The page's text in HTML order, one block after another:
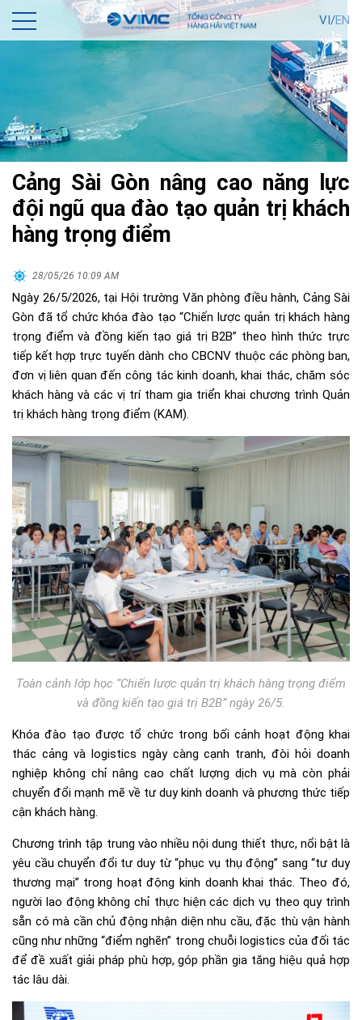
VI/EN
Cảng Sài Gòn nâng cao năng lực
đội ngũ qua đào tạo quản trị khách
hàng trọng điểm
28/05/26 10:09 AM
Ngày 26/5/2026, tại Hội trường Văn phòng điều hành, Cảng Sài
Gòn đã tổ chức khóa đào tạo “Chiến lược quản trị khách hàng
trọng điểm và đồng kiến tạo giá trị B2B” theo hình thức trực
tiếp kết hợp trực tuyến dành cho CBCNV thuộc các phòng ban,
đơn vị liên quan đến công tác kinh doanh, khai thác, chăm sóc
khách hàng và các vị trí tham gia triển khai chương trình Quản
trị khách hàng trọng điểm (KAM).
Toàn cảnh lớp học “Chiến lược quản trị khách hàng trọng điểm
và đồng kiến tạo giá trị B2B” ngày 26/5.
Khóa đào tạo được tổ chức trong bối cảnh hoạt động khai
thác cảng và logistics ngày càng cạnh tranh, đòi hỏi doanh
nghiệp không chỉ nâng cao chất lượng dịch vụ mà còn phải
chuyển đổi mạnh mẽ về tư duy kinh doanh và phương thức tiếp
cận khách hàng.
Chương trình tập trung vào nhiều nội dung thiết thực, nổi bật là
yêu cầu chuyển đổi tư duy từ “phục vụ thụ động” sang “tư duy
thương mại” trong hoạt động kinh doanh khai thác. Theo đó,
người lao động không chỉ thực hiện các dịch vụ theo quy trình
sẵn có mà cần chủ động nhận diện nhu cầu, đặc thù vận hành
cũng như những “điểm nghẽn” trong chuỗi logistics của đối tác
để đề xuất giải pháp phù hợp, góp phần gia tăng hiệu quả hợp
tác lâu dài.